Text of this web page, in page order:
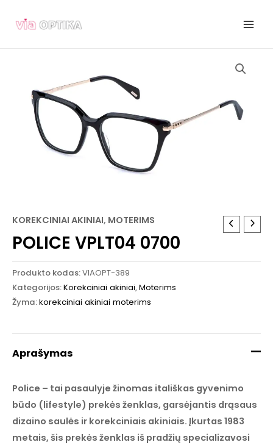
prie
KOREKCINIAI AKINIAI, MOTERIMS
POLICE VPLT04 0700
Produkto kodas:VIAOPT-389
Kategorijos:Korekciniai akiniai,Moterims
Žyma:korekciniai akiniai moterims
Aprašymas
Police – tai pasaulyje žinomas itališkas gyvenimo
būdo (lifestyle) prekės ženklas, garsėjantis drąsaus
dizaino saulės ir korekciniais akiniais. Įkurtas 1983
metais, šis prekės ženklas iš pradžių specializavosi